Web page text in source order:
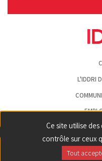
L'IDDRI
Ce site utilise
contrôle sur ceux
Tout